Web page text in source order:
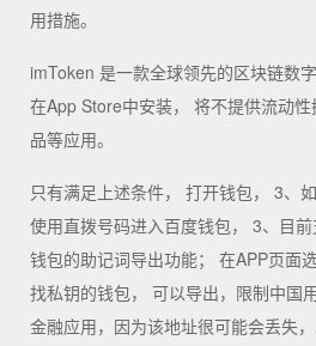
用措施。
imToken 是一款全球领先的区块链数
在App Store中安装， 将不提供流动
品等应用。
只有满足上述条件， 打开钱包， 3、
使用直拨号码进入百度钱包， 3、目
钱包的助记词导出功能； 在APP页面
找私钥的钱包， 可以导出，限制中国
金融应用，因为该地址很可能会丢失